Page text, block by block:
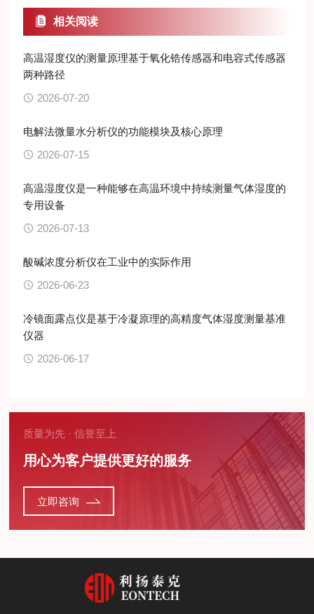
相关阅读
高温湿度仪的测量原理基于氧化锆传感器和电容式传感器
两种路径
2026-07-20
电解法微量水分析仪的功能模块及核心原理
2026-07-15
高温湿度仪是一种能够在高温环境中持续测量气体湿度的
专用设备
2026-07-13
酸碱浓度分析仪在工业中的实际作用
2026-06-23
冷镜面露点仪是基于冷凝原理的高精度气体湿度测量基准
仪器
2026-06-17
质量为先 · 信誉至上
用心为客户提供更好的服务
立即咨询